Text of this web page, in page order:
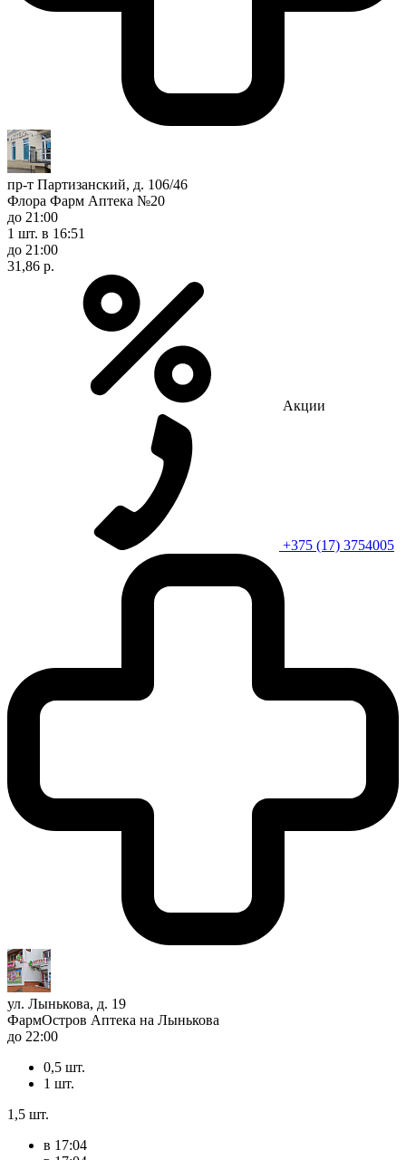
пр-т Партизанский, д. 106/46
Флора Фарм Аптека №20
до 21:00
1 шт. в 16:51
до 21:00
31,86 р.
Акции
+375 (17) 3754005
ул. Лынькова, д. 19
ФармОстров Аптека на Лынькова
до 22:00
0,5 шт.
1 шт.
1,5 шт.
в 17:04